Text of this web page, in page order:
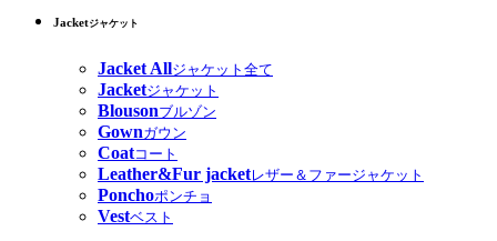
Jacketジャケット
Jacket Allジャケット全て
Jacketジャケット
Blousonブルゾン
Gownガウン
Coatコート
Leather&Fur jacketレザー＆ファージャケット
Ponchoポンチョ
Vestベスト